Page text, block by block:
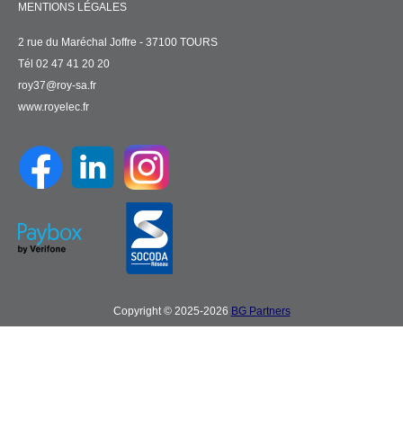
MENTIONS LÉGALES
2 rue du Maréchal Joffre - 37100 TOURS
Tél 02 47 41 20 20
roy37@roy-sa.fr
www.royelec.fr
Copyright © 2025-2026 BG Partners